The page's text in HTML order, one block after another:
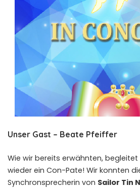
Unser Gast – Beate Pfeiffer
Wie wir bereits erwähnten,
wieder ein Con-Pate! Wir konnten
Synchronsprecherin von Sailor Tin